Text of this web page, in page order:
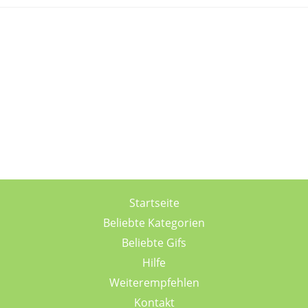
Startseite
Beliebte Kategorien
Beliebte Gifs
Hilfe
Weiterempfehlen
Kontakt